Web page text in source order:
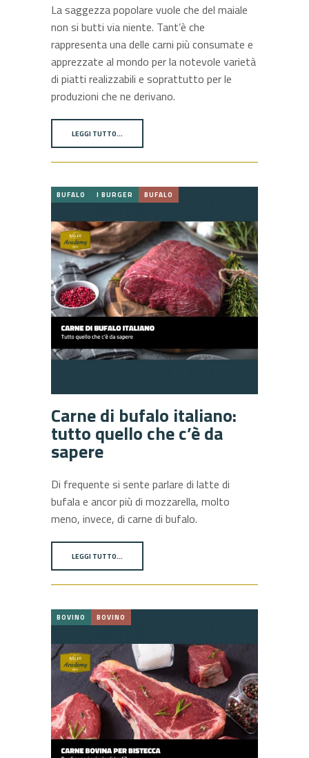
La saggezza popolare vuole che del maiale
non si butti via niente. Tant’è che
rappresenta una delle carni più consumate e
apprezzate al mondo per la notevole varietà
di piatti realizzabili e soprattutto per le
produzioni che ne derivano.
LEGGI TUTTO…
BUFALO I BURGER BUFALO
Carne di bufalo italiano:
tutto quello che c’è da
sapere
Di frequente si sente parlare di latte di
bufala e ancor più di mozzarella, molto
meno, invece, di carne di bufalo.
LEGGI TUTTO…
BOVINO BOVINO